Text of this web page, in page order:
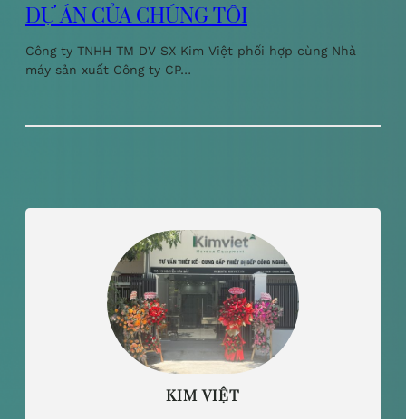
DỰ ÁN CỦA CHÚNG TÔI
Công ty TNHH TM DV SX Kim Việt phối hợp cùng Nhà
máy sản xuất Công ty CP…
KIM VIỆT